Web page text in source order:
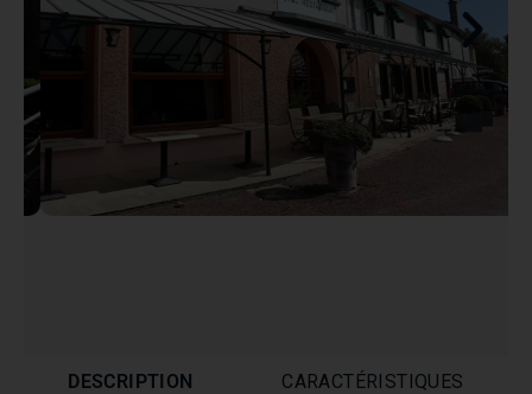
DESCRIPTION CARACTÉRISTIQUES